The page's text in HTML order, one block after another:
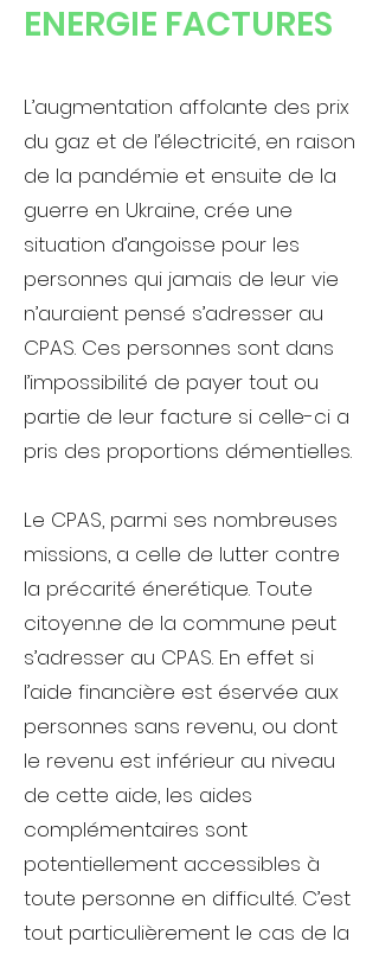
ENERGIE FACTURES
L’augmentation affolante des prix
du gaz et de l’électricité, en raison
de la pandémie et ensuite de la
guerre en Ukraine, crée une
situation d’angoisse pour les
personnes qui jamais de leur vie
n’auraient pensé s’adresser au
CPAS. Ces personnes sont dans
l’impossibilité de payer tout ou
partie de leur facture si celle-ci a
pris des proportions démentielles.
Le CPAS, parmi ses nombreuses
missions, a celle de lutter contre
la précarité énerétique. Tout.e
citoyen.ne de la commune peut
s’adresser au CPAS. En effet si
l’aide financière est éservée aux
personnes sans revenu, ou dont
le revenu est inférieur au niveau
de cette aide, les aides
complémentaires sont
potentiellement accessibles à
toute personne en difficulté. C’est
tout particulièrement le cas de la